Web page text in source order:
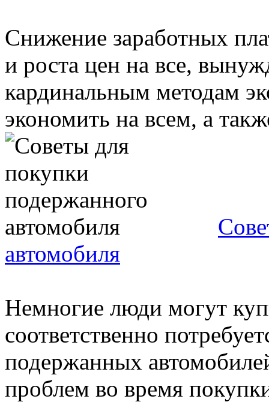
Снижение заработных
и роста цен на все,
кардинальным методам
экономить на всем, а
автомобиля
Немногие люди могут
соответственно
подержанных
проблем во время